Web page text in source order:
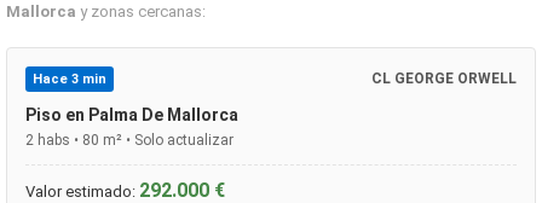
Mallorca y zonas cercanas:
Hace 3 min CL GEORGE ORWELL
Piso en Palma De Mallorca
2 habs • 80 m² • Solo actualizar
Valor estimado: 292.000 €